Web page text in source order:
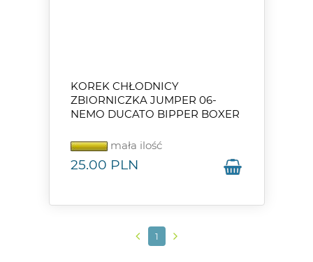
KOREK CHŁODNICY
ZBIORNICZKA JUMPER 06-
NEMO DUCATO BIPPER BOXER
mała ilość
25.00 PLN
1